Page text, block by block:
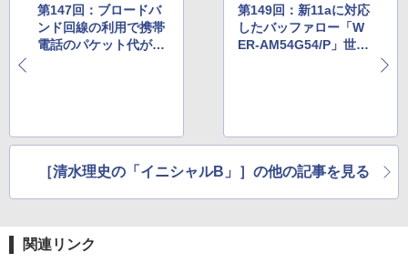
第147回：ブロードバ
ンド回線の利用で携帯
電話のパケット代が0
第149回：新11aに対応
したバッファロー「W
ER-AM54G54/P」世界
［清水理史の「イニシャルB」］の他の記事を見る
関連リンク